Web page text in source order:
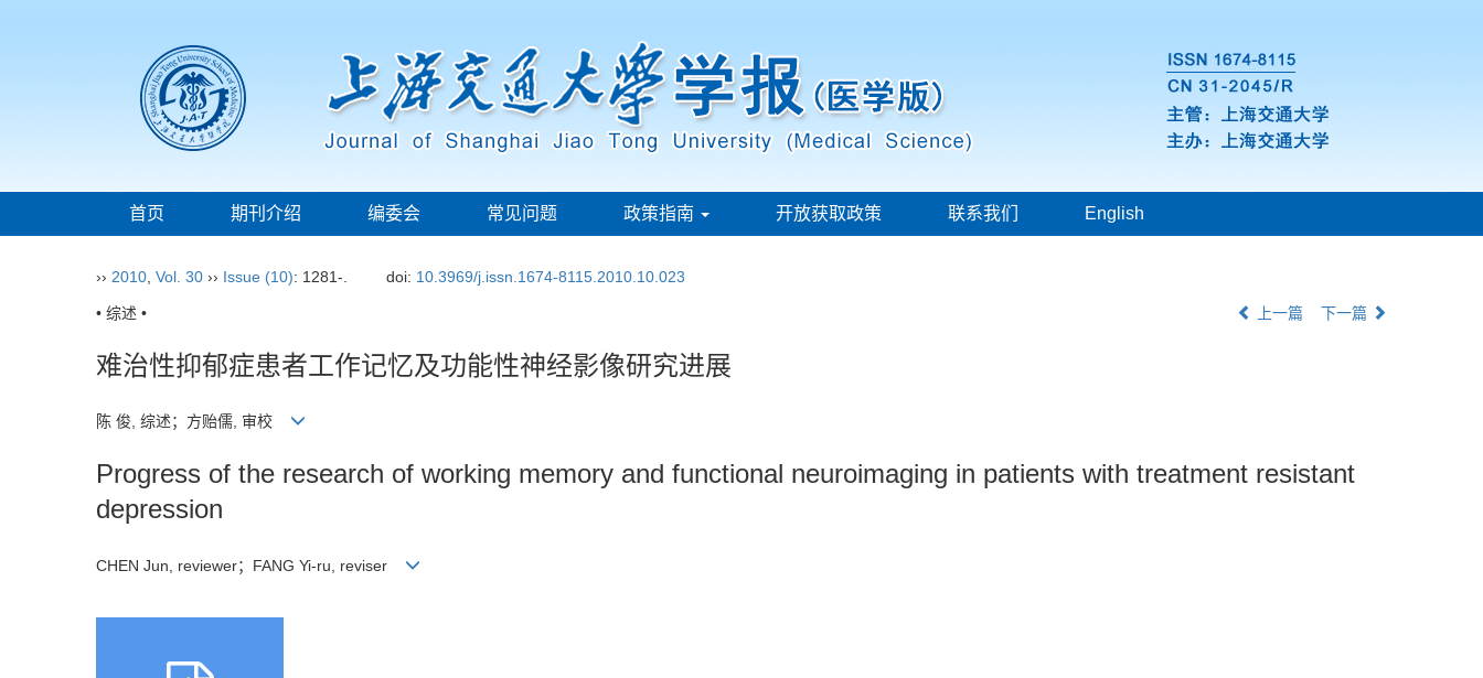
首页 期刊介绍 编委会 常见问题 政策指南 开放获取政策 联系我们 English
›› 2010 Vol. 30 ›› Issue (10): 1281-. doi: 10.3969/j.issn.1674-8115.2010.10.023
• 综述 • 上一篇 下一篇
难治性抑郁症患者工作记忆及功能性神经影像研究进展
陈 俊, 综述；方贻儒, 审校
Progress of the research of working memory and functional neuroimaging in patients with treatment resistant
depression
CHEN Jun, reviewer；FANG Yi-ru, reviser